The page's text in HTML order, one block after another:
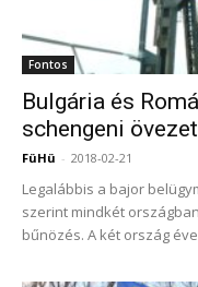
Fontos
Bulgária és
schengeni
FüHü - 2018-02-21
Legalábbis a bajor
szerint mindkét
bűnözés. A két ország